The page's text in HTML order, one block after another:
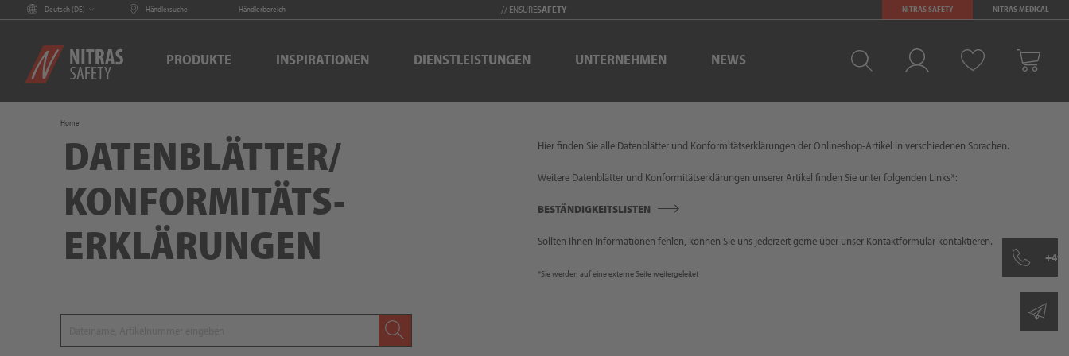
Deutsch (DE) Händlersuche Händlerbereich // ENSURESAFETY NITRAS SAFETY NITRAS MEDICAL
PRODUKTE INSPIRATIONEN DIENSTLEISTUNGEN UNTERNEHMEN NEWS
Home
DATENBLÄTTER/
KONFORMITÄTS-
ERKLÄRUNGEN
Hier finden Sie alle Datenblätter und Konformitätserklärungen der Onlineshop-Artikel in verschiedenen Sprachen.
Weitere Datenblätter und Konformitätserklärungen unserer Artikel finden Sie unter folgenden Links*:
BESTÄNDIGKEITSLISTEN
Sollten Ihnen Informationen fehlen, können Sie uns jederzeit gerne über unser Kontaktformular kontaktieren.
*Sie werden auf eine externe Seite weitergeleitet
+49